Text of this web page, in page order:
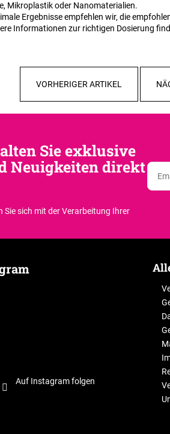
Mikroplastik oder Nanomaterialien.
Ergebnisse empfehlen wir, die
Informationen zur richtigen Dosierung
VORHERIGER ARTIKEL
Sie exklusive
Neuigkeiten direkt
Sie sich mit der Verarbeitung Ihrer
Auf Instagram folgen